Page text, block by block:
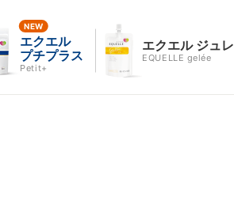
エクエル
プチプラス
Petit+
エクエル ジュレ
EQUELLE gelée